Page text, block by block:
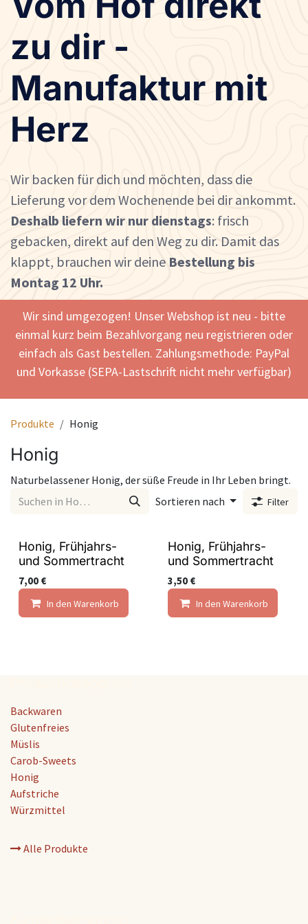
Wir backen für dich und möchten, dass die
Lieferung vor dem Wochenende bei dir ankommt.
Deshalb liefern wir nur dienstags: frisch
gebacken, direkt auf den Weg zu dir. Damit das
klappt, brauchen wir deine Bestellung bis
Montag 12 Uhr.
zu dir -
Manufaktur mit
Herz
Wir sind umgezogen! Unser Webshop ist neu - bitte
einmal kurz beim Bezahlvorgang neu registrieren oder
einfach als Gast bestellen. Zahlungsmethode: PayPal
und Vorkasse (SEPA-Lastschrift nicht mehr verfügbar)
Produkte Honig
Honig
Naturbelassener Honig, der süße Freude in Ihr Leben bringt.
Sortieren nach
Filter
Honig, Frühjahrs-
und Sommertracht
7,00 €
In den Warenkorb Auf die Wunschliste
Honig, Frühjahrs-
und Sommertracht
3,50€
In den Warenkorb
Backwaren
Glutenfreies
Müslis
Carob-Sweets
Honig
Aufstriche
Würzmittel
Alle Produkte